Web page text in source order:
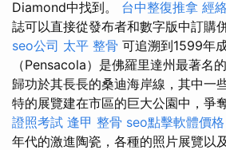
Diamond中找到。 台中整復推拿 經
誌可以直接從發布者和數字版中訂購
seo公司 太平 整骨 可追溯到1599年
（Pensacola）是佛羅里達州最著名
歸功於其長長的桑迪海岸線，其中一
特的展覽建在市區的巨大公園中，爭
證照考試 逢甲 整骨 seo點擊軟體價格
年代的激進陶瓷，各種的照片展覽以